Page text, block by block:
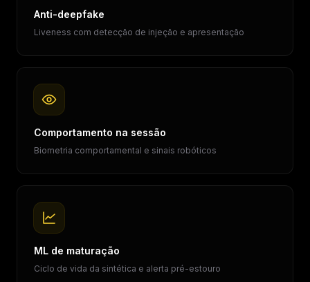
Anti-deepfake
Liveness com detecção de injeção e apresentação
Comportamento na sessão
Biometria comportamental e sinais robóticos
ML de maturação
Ciclo de vida da sintética e alerta pré-estouro